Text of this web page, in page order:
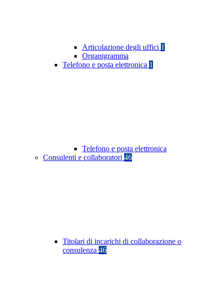
Articolazione degli uffici 1
Organigramma
Telefono e posta elettronica 1
Telefono e posta elettronica
Consulenti e collaboratori 46
Titolari di incarichi di collaborazione o
consulenza 46